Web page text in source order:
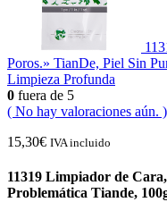
Poros.» TianDe, Piel Sin
Limpieza Profunda
0 fuera de 5
( No hay valoraciones aún. )
15,30€ IVA incluido
11319 Limpiador de
Problemática Tiande,